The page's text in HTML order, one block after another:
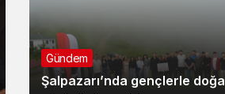
Gündem
Şalpazarı’nda gençlerle doğa